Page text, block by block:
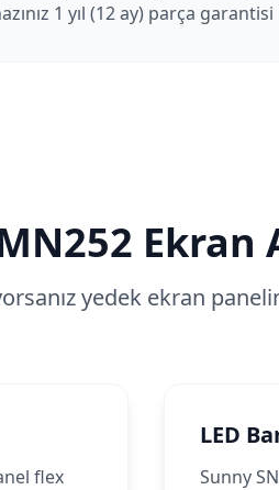
1 yıl (12 ay) parça
Ekran
yedek ekran
flex
LED
Sunny